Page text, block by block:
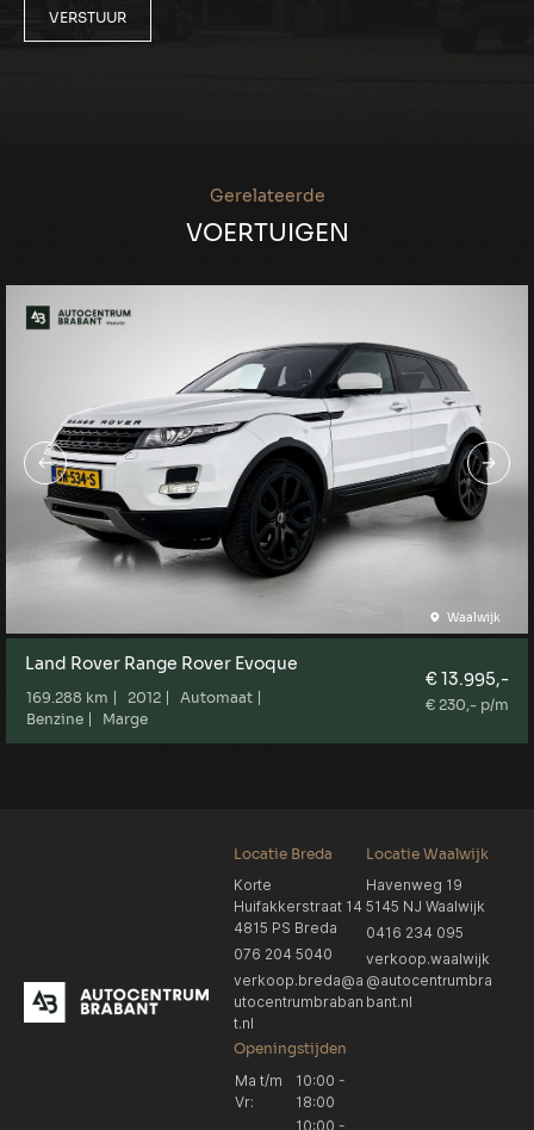
VERSTUUR
Gerelateerde
VOERTUIGEN
Waalwijk
Land Rover Range Rover Evoque
169.288 km 2012
Automaat
Benzine
Marge
€ 13.995,-
€ 230,- p/m
Locatie Breda
Korte
Huifakkerstraat 14
4815 PS Breda
076 204 5040
verkoop.breda@a
utocentrumbraban
t.nl
Locatie Waalwijk
Havenweg 19
5145 NJ Waalwijk
0416 234 095
verkoop.waalwijk
@autocentrumbra
bant.nl
Openingstijden
Ma t/m
Vr:
10:00 -
18:00
10:00 -